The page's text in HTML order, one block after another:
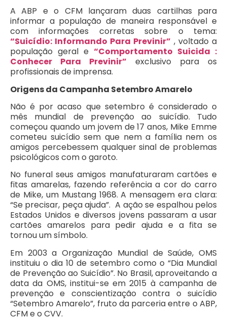
A ABP e o CFM lançaram duas cartilhas para
informar a população de maneira responsável e
com informações corretas sobre o tema:
“Suicídio: Informando Para Previnir” , voltado a
população geral e “Comportamento Suicida :
Conhecer Para Previnir” exclusivo para os
profissionais de imprensa.
Origens da Campanha Setembro Amarelo
Não é por acaso que setembro é considerado o
mês mundial de prevenção ao suicídio. Tudo
começou quando um jovem de 17 anos, Mike Emme
cometeu suicídio sem que nem a família nem os
amigos percebessem qualquer sinal de problemas
psicológicos com o garoto.
No funeral seus amigos manufaturaram cartões e
fitas amarelas, fazendo referência a cor do carro
de Mike, um Mustang 1968. A mensagem era clara:
“Se precisar, peça ajuda”. A ação se espalhou pelos
Estados Unidos e diversos jovens passaram a usar
cartões amarelos para pedir ajuda e a fita se
tornou um símbolo.
Em 2003 a Organização Mundial de Saúde, OMS
instituiu o dia 10 de setembro como o “Dia Mundial
de Prevenção ao Suicídio”. No Brasil, aproveitando a
data da OMS, institui-se em 2015 à campanha de
prevenção e conscientização contra o suicídio
“Setembro Amarelo”, fruto da parceria entre o ABP,
CFM e o CVV.